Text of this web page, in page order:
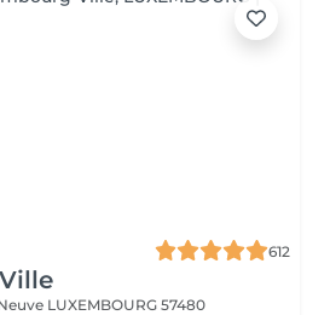
612
LUXEMBOURG 57480